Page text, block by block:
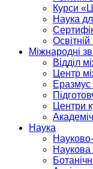
Курси
Наука
Міжнародні
Відділ
Центр
Еразмус
Центри
Наука
Наукова